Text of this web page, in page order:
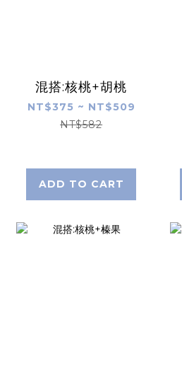
混搭:核桃+胡桃
NT$375 ~ NT$509
NT$582
ADD TO CART